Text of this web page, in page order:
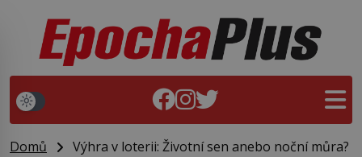
Domů Výhra v loterii: Životní sen anebo noční můra?